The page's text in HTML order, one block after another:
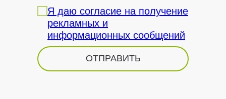
Я даю согласие на получение
рекламных и
информационных сообщений
ОТПРАВИТЬ